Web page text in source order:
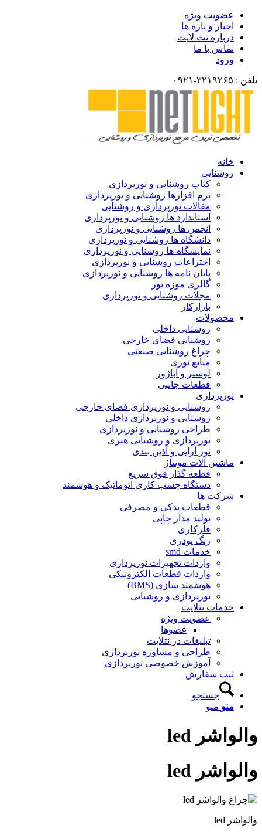
عضویت ویژه
اخبار و تازه ها
درباره نت لایت
تماس با ما
ورود
تلفن : ۳۲۱۹۲۶۵-۰۹۲۱
خانه
روشنایی
کتاب روشنایی و نورپردازی
نرم افزارها روشنایی و نورپردازی
مقالات نورپردازی و روشنایی
استاندارد ها روشنایی و نورپردازی
انجمن ها روشنایی و نورپردازی
دانشگاه ها روشنایی و نورپردازی
نمایشگاه-ها روشنایی و نورپردازی
اختراعات روشنایی و نورپردازی
پایان نامه ها روشنایی و نورپردازی
گالری موزه نور
مجلات روشنایی و نورپردازی
بازارکار
محصولات
روشنایی داخلی
روشنایی فضای خارجی
چراغ روشنایی صنعتی
منابع نوری
لوستر و آباژور
قطعات جانبی
نورپردازی
روشنایی و نورپردازی فضای خارجی
روشنایی و نورپردازی داخلی
طراحی روشنایی و نورپردازی
نورپردازی و روشنایی هنری
نور آرایی و آذین بندی
ماشین آلات مونتاژ
قطعه گذار فوق سریع
دستگاه چسب کاری اتوماتیک و هوشمند
شرکت ها
قطعات یدکی و مصرفی
تولید مدار چاپی
فلزکاری
رنگ پودری
خدمات smd
واردات تجهیزات نورپردازی
واردات قطعات الکترونیکی
هوشمند سازی (BMS)
نورپردازی و روشنایی
خدمات نتلایت
عضویت ویژه
عضوها
تبلیغات در نتلایت
طراحی و مشاوره نورپردازی
آموزش خصوصی نورپردازی
ثبت سفارش
جستجو
منو منو
والواشر led
والواشر led
والواشر led